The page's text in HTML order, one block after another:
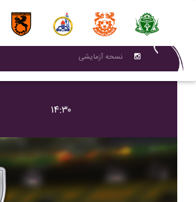
نسحه آزمایشی
۱۴:۳۰